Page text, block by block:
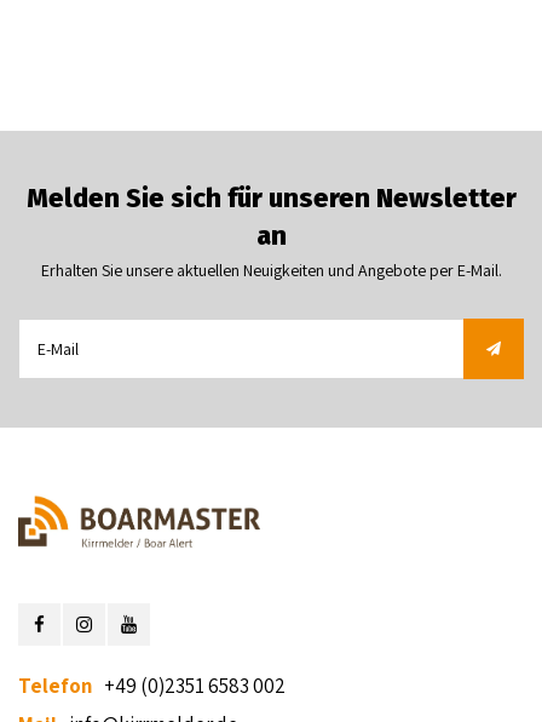
Melden Sie sich für unseren Newsletter
an
Erhalten Sie unsere aktuellen Neuigkeiten und Angebote per E-Mail.
Telefon +49 (0)2351 6583 002